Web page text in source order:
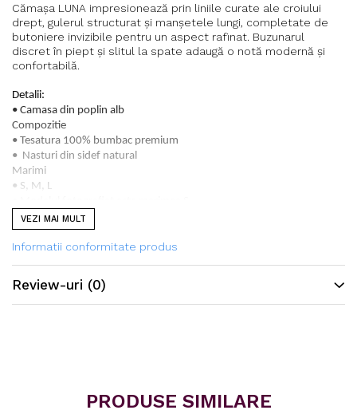
Cămașa LUNA impresionează prin liniile curate ale croiului
drept, gulerul structurat și manșetele lungi, completate de
butoniere invizibile pentru un aspect rafinat. Buzunarul
discret în piept și slitul la spate adaugă o notă modernă și
confortabilă.
Detalii:
• Camasa din poplin alb
Compozitie
• Tesatura 100% bumbac premium
• Nasturi din sidef natural
Marimi
• S, M, L
Produsele care nu se afla pe stoc, pot fi comandate si livrate in termen
de 5-7 zile lucratoare.
VEZI MAI MULT
Informatii conformitate produs
Review-uri (0)
PRODUSE SIMILARE